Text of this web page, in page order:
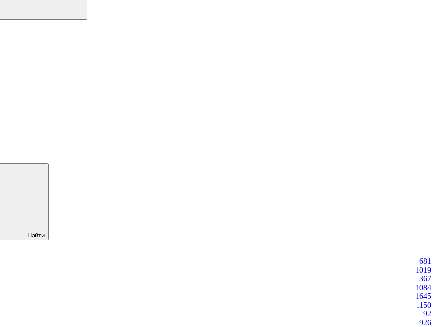
Найти
681
1019
367
1084
1645
1150
92
926